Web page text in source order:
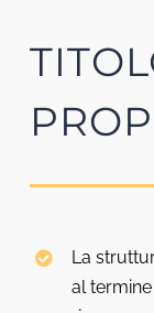
La
al